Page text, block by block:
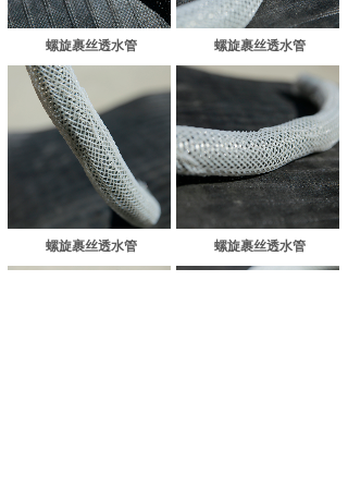
螺旋裹丝透水管 螺旋裹丝透水管
螺旋裹丝透水管 螺旋裹丝透水管